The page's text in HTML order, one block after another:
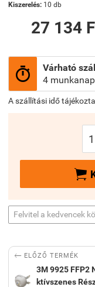
Kiszerelés: 10 db
27 134

Várható
4
A szállítási idő

Felvitel a kedvencek
 ELŐZŐ TERMÉK
3M 9925 FFP2
ktívszenes